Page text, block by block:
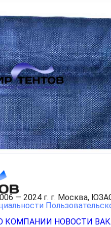
— 2024 г. г. Москва,
КОМПАНИИ НОВОСТИ